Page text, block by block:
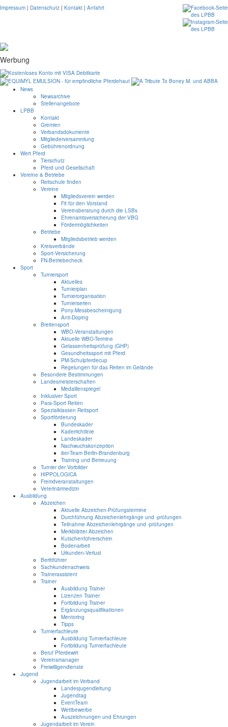
Impressum | Datenschutz | Kontakt | Anfahrt
Werbung
News
Newsarchive
Stellenangebote
LPBB
Kontakt
Gremien
Verbandsdokumente
Mitgliederversammlung
Gebührenordnung
Wert Pferd
Tierschutz
Pferd und Gesellschaft
Vereine & Betriebe
Reitschule finden
Vereine
Mitgliedsverein werden
Fit für den Vorstand
Vereinsberatung durch die LSBs
Ehrenamtsversicherung der VBG
Fördermöglichkeiten
Betriebe
Mitgliedsbetrieb werden
Kreisverbände
Sport-Versicherung
FN-Betriebecheck
Sport
Turniersport
Aktuelles
Turnierplan
Turnierorganisation
Turnierserien
Pony-Messbescheinigung
Anti-Doping
Breitensport
WBO-Veranstaltungen
Aktuelle WBO-Termine
Gelassenheitsprüfung (GHP)
Gesundheitssport mit Pferd
PM-Schulpferdecup
Regelungen für das Reiten im Gelände
Besondere Bestimmungen
Landesmeisterschaften
Medaillenspiegel
Inklusiver Sport
Para-Sport Reiten
Spezialklassen Reitsport
Sportförderung
Bundeskader
Kaderrichtlinie
Landeskader
Nachwuchskonzeption
8er-Team Berlin-Brandenburg
Training und Betreuung
Turnier der Vorbilder
HIPPOLOGICA
Fremdveranstaltungen
Veterinärmedizin
Ausbildung
Abzeichen
Aktuelle Abzeichen-Prüfungstermine
Durchführung Abzeichenlehrgänge und -prüfungen
Teilnahme Abzeichenlehrgänge und -prüfungen
Merkblätter Abzeichen
Kutschenführerschein
Bodenarbeit
Urkunden-Verlust
Berittführer
Sachkundenachweis
Trainerassistent
Trainer
Ausbildung Trainer
Lizenzen Trainer
Fortbildung Trainer
Ergänzungsqualifikationen
Mentoring
Tipps
Turnierfachleute
Ausbildung Turnierfachleute
Fortbildung Turnierfachleute
Beruf Pferdewirt
Vereinsmanager
Freiwilligendienste
Jugend
Jugendarbeit im Verband
Landesjugendleitung
Jugendtag
EventTeam
Wettbewerbe
Auszeichnungen und Ehrungen
Jugendarbeit im Verein